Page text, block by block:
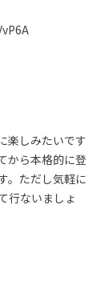
楽しみたいです
から本格的に登
。ただし気軽に
行ないましょ